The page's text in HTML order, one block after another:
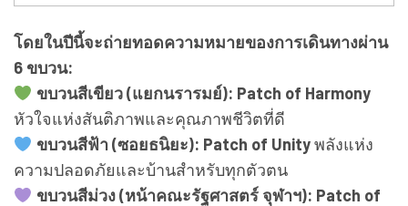
โดยในปีนี้จะถ่ายทอดความหมายของการเดินทางผ่าน
6 ขบวน:
ขบวนสีเขียว (แยกนรารมย์): Patch of Harmony
หัวใจแห่งสันติภาพและคุณภาพชีวิตที่ดี
ขบวนสีฟ้า (ซอยธนิยะ): Patch of Unityพลังแห่ง
ความปลอดภัยและบ้านสำหรับทุกตัวตน
ขบวนสีม่วง (หน้าคณะรัฐศาสตร์ จุฬาฯ): Patch of